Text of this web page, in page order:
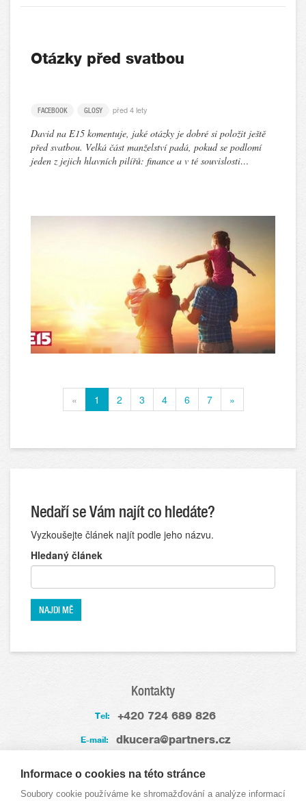
Otázky před svatbou
FACEBOOK GLOSY před 4 lety
David na E15 komentuje, jaké otázky je dobré si položit ještě
před svatbou. Velká část manželství padá, pokud se podlomí
jeden z jejich hlavních pilířů: finance a v té souvislosti…
« 1 2 3 4 6 7 »
Nedaří se Vám najít co hledáte?
Vyzkoušejte článek najít podle jeho názvu.
Hledaný článek
Kontakty
Tel: +420 724 689 826
E-mail: dkucera@partners.cz
Zkušenosti
Informace o cookies na této stránce
Soubory cookie používáme ke shromažďování a analýze informací